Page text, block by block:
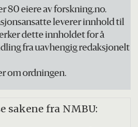
80 eiere av forskning.no.
leverer innhold til
dette innholdet for å
fra uavhengig redaksjonelt
om ordningen.
sakene fra NMBU: